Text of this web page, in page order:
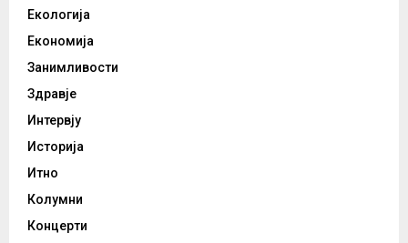
Екологија
Економија
Занимливости
Здравје
Интервју
Историја
Итно
Колумни
Концерти